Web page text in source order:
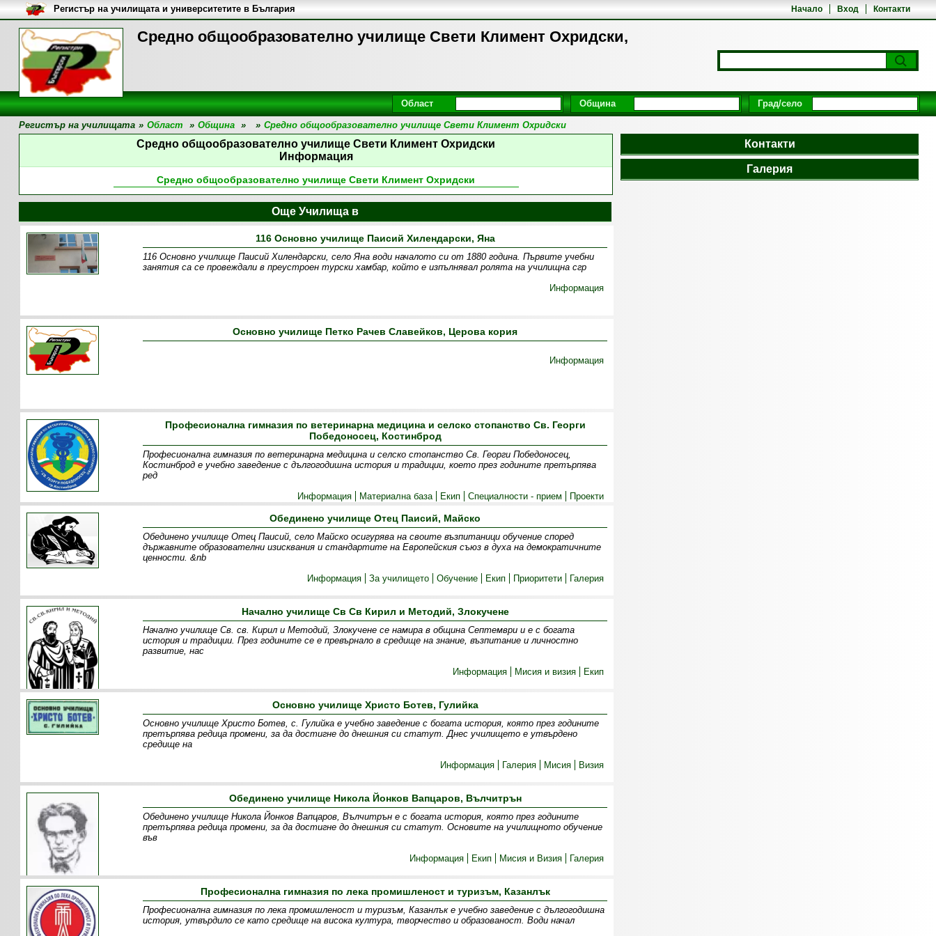
Средно общообразователно училище Свети Климент Охридски,
Начало Вход Контакти
Регистър на училищата и университетите в България
Област Община Град/село
Регистър на училищата » Област » Община » » Средно общообразователно училище Свети Климент Охридски
Средно общообразователно училище Свети Климент Охридски
Информация
Средно общообразователно училище Свети Климент Охридски
Контакти
Галерия
Още Училища в
116 Основно училище Паисий Хилендарски, Яна
116 Основно училище Паисий Хилендарски, село Яна води началото си от 1880 година. Първите учебни
занятия са се провеждали в преустроен турски хамбар, който е изпълнявал ролята на училищна сгр
Информация
Основно училище Петко Рачев Славейков, Церова кория
Информация
Професионална гимназия по ветеринарна медицина и селско стопанство Св. Георги
Победоносец, Костинброд
Професионална гимназия по ветеринарна медицина и селско стопанство Св. Георги Победоносец,
Костинброд е учебно заведение с дългогодишна история и традиции, което през годините претърпява
ред
Информация
Материална база Екип Специалности - прием Проекти
Обединено училище Отец Паисий, Майско
Обединено училище Отец Паисий, село Майско осигурява на своите възпитаници обучение според
държавните образователни изисквания и стандартите на Европейския съюз в духа на демократичните
ценности. &nb
Информация
За училището Обучение Екип Приоритети Галерия
Начално училище Св Св Кирил и Методий, Злокучене
Начално училище Св. св. Кирил и Методий, Злокучене се намира в община Септември и е с богата
история и традиции. През годините се е превърнало в средище на знание, възпитание и личностно
развитие, нас
Информация
Мисия и визия Екип
Основно училище Христо Ботев, Гулийка
Основно училище Христо Ботев, с. Гулийка е учебно заведение с богата история, която през годините
претърпява редица промени, за да достигне до днешния си статут. Днес училището е утвърдено
средище на
Информация
Галерия Мисия Визия
Обединено училище Никола Йонков Вапцаров, Вълчитрън
Обединено училище Никола Йонков Вапцаров, Вълчитрън е с богата история, която през годините
претърпява редица промени, за да достигне до днешния си статут. Основите на училищното обучение
във
Информация
Екип Мисия и Визия Галерия
Професионална гимназия по лека промишленост и туризъм, Казанлък
Професионална гимназия по лека промишленост и туризъм, Казанлък е учебно заведение с дългогодишна
история, утвърдило се като средище на висока култура, творчество и образованост. Води начал